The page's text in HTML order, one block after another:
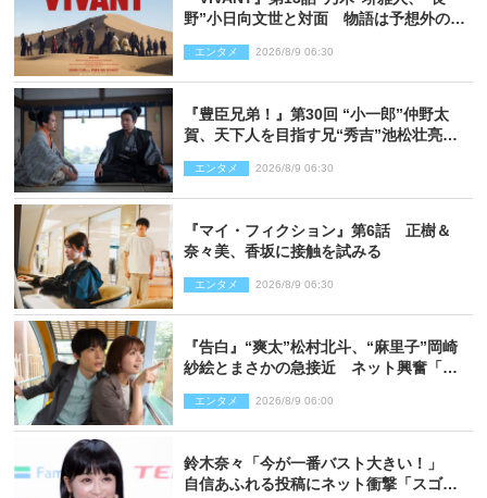
野”小日向文世と対面 物語は予想外の展
エンタメ 2026/8/9 06:30
『豊臣兄弟！』第30回 “小一郎”仲野太
賀、天下人を目指す兄“秀吉”池松壮亮
エンタメ 2026/8/9 06:30
『マイ・フィクション』第6話 正樹＆
奈々美、香坂に接触を試みる
エンタメ 2026/8/9 06:30
『告白』“爽太”松村北斗、“麻里子”岡崎
紗絵とまさかの急接近 ネット興奮「そ
り）
エンタメ 2026/8/9 06:00
鈴木奈々「今が一番バスト大きい！」
自信あふれる投稿にネット衝撃「スゴ